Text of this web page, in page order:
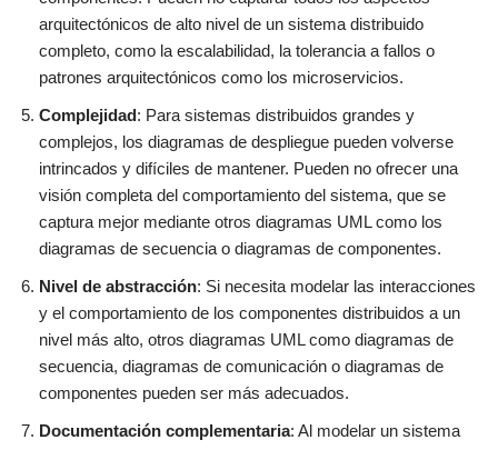
arquitectónicos de alto nivel de un sistema distribuido
completo, como la escalabilidad, la tolerancia a fallos o
patrones arquitectónicos como los microservicios.
Complejidad: Para sistemas distribuidos grandes y
complejos, los diagramas de despliegue pueden volverse
intrincados y difíciles de mantener. Pueden no ofrecer una
visión completa del comportamiento del sistema, que se
captura mejor mediante otros diagramas UML como los
diagramas de secuencia o diagramas de componentes.
Nivel de abstracción: Si necesita modelar las interacciones
y el comportamiento de los componentes distribuidos a un
nivel más alto, otros diagramas UML como diagramas de
secuencia, diagramas de comunicación o diagramas de
componentes pueden ser más adecuados.
Documentación complementaria: Al modelar un sistema